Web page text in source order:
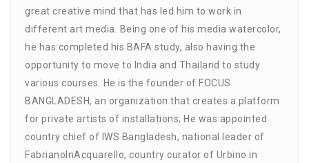
great creative mind that has led him to work in
different art media. Being one of his media watercolor,
he has completed his BAFA study, also having the
opportunity to move to India and Thailand to study
various courses. He is the founder of FOCUS
BANGLADESH, an organization that creates a platform
for private artists of installations; He was appointed
country chief of IWS Bangladesh, national leader of
FabrianoInAcquarello, country curator of Urbino in